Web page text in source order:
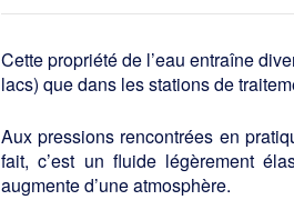
Cette propriété de l’eau entraîne
lacs) que dans les stations de
Aux pressions rencontrées en
fait, c’est un fluide légèrement
augmente d’une atmosphère.